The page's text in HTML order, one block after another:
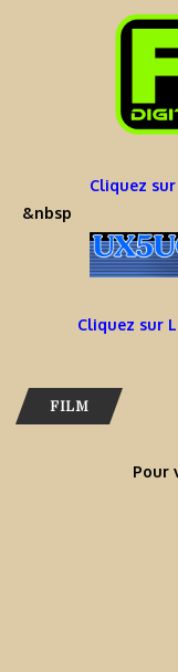
Cliquez
&nbsp
Cliquez sur
FILM
Pour